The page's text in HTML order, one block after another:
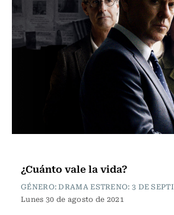
¿Cuánto vale la vida?
GÉNERO: DRAMA ESTRENO: 3 DE
Lunes 30 de agosto de 2021